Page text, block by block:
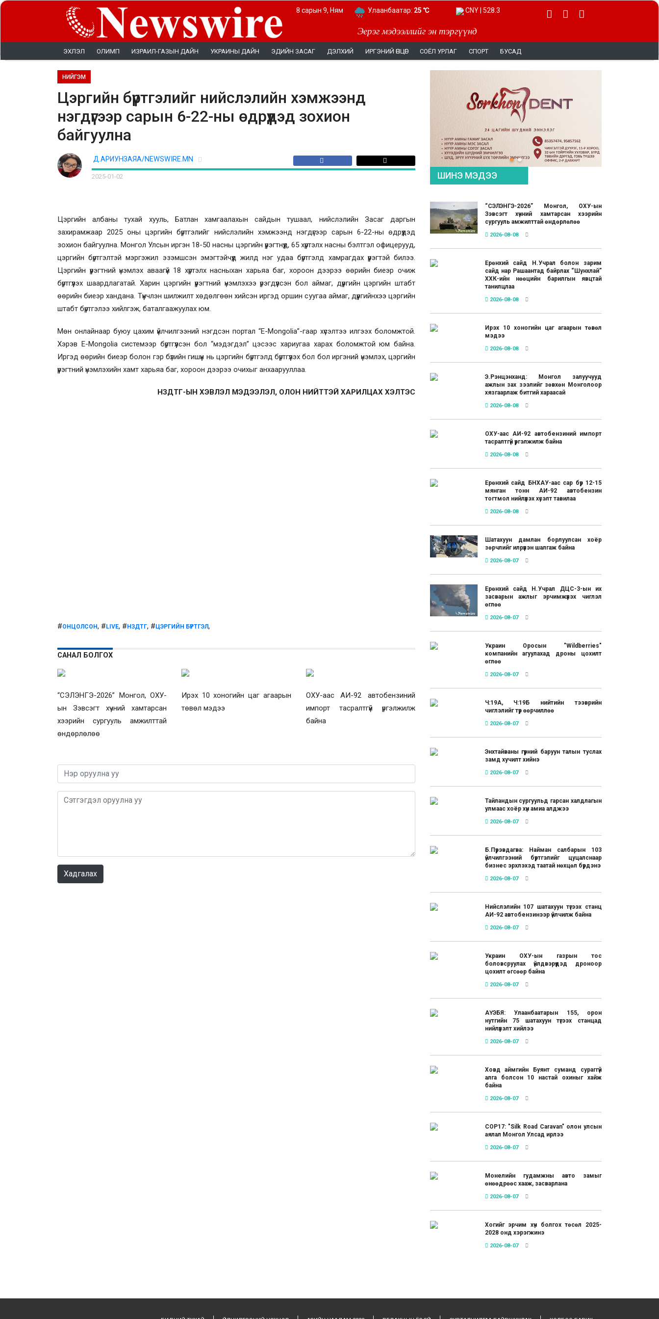
Эерэг мэдээллийг эн тэргүүнд
8 сарын 9, Ням Улаанбаатар: 25 ℃ CNY | 528.3
ЭХЛЭЛ ОЛИМП ИЗРАИЛ-ГАЗЫН ДАЙН УКРАИНЫ ДАЙН ЭДИЙН ЗАСАГ ДЭЛХИЙ ИРГЭНИЙ ӨНЦӨГ СОЁЛ УРЛАГ СПОРТ БУСАД
НИЙГЭМ
Цэргийн бүртгэлийг нийслэлийн хэмжээнд
нэгдүгээр сарын 6-22-ны өдрүүдэд зохион
байгуулна
Д.АРИУНЗАЯА/NEWSWIRE.MN
2025-01-02
Цэргийн албаны тухай хууль, Батлан хамгаалахын сайдын тушаал, нийслэлийн Засаг даргын
захирамжаар 2025 оны цэргийн бүртгэлийг нийслэлийн хэмжээнд нэгдүгээр сарын 6-22-ны өдрүүдэд
зохион байгуулна. Монгол Улсын иргэн 18-50 насны цэргийн үүрэгтнүүд, 65 хүртэлх насны бэлтгэл офицерууд,
цэргийн бүртгэлтэй мэргэжил эзэмшсэн эмэгтэйчүүд жилд нэг удаа бүртгэлд хамрагдах үүрэгтэй билээ.
Цэргийн үүрэгтний үнэмлэх аваагүй 18 хүртэлх насныхан харьяа баг, хороон дээрээ өөрийн биеэр очиж
бүртгүүлэх шаардлагатай. Харин цэргийн үүрэгтний үнэмлэхээ үрэгдүүлсэн бол аймаг, дүүргийн цэргийн штабт
өөрийн биеэр хандана. Түүнчлэн шилжилт хөдөлгөөн хийсэн иргэд оршин суугаа аймаг, дүүргийнхээ цэргийн
штабт бүртгэлээ хийлгэж, баталгаажуулах юм.
Мөн онлайнаар буюу цахим үйлчилгээний нэгдсэн портал “E-Mongolia”-гаар хүсэлтээ илгээх боломжтой.
Хэрэв E-Mongolia системээр бүртгүүлсэн бол “мэдэгдэл” цэсээс хариугаа харах боломжтой юм байна.
Иргэд өөрийн биеэр болон гэр бүлийн гишүүн нь цэргийн бүртгэлд бүртгүүлэх бол бол иргэний үнэмлэх, цэргийн
үүрэгтний үнэмлэхийн хамт харьяа баг, хороон дээрээ очихыг анхаарууллаа.
НЗДТГ-ЫН ХЭВЛЭЛ МЭДЭЭЛЭЛ, ОЛОН НИЙТТЭЙ ХАРИЛЦАХ ХЭЛТЭС
#ОНЦОЛСОН, #LIVE, #НЗДТГ, #ЦЭРГИЙН БҮРТГЭЛ,
САНАЛ БОЛГОХ
“СЭЛЭНГЭ-2026” Монгол, ОХУ-
ын Зэвсэгт хүчний хамтарсан
хээрийн сургууль амжилттай
өндөрлөлөө
Ирэх 10 хоногийн цаг агаарын
төвөл мэдээ
ОХУ-аас АИ-92 автобензиний
импорт тасралтгүй үргэлжилж
байна
Хадгалах
ШИНЭ МЭДЭЭ
“СЭЛЭНГЭ-2026” Монгол, ОХУ-ын
Зэвсэгт хүчний хамтарсан хээрийн
сургууль амжилттай өндөрлөлөө
2026-08-08
Ерөнхий сайд Н.Учрал болон зарим
сайд нар Рашаантад байрлах “Шунхлай”
ХХК-ийн нөөцийн барилгын явцтай
танилцлаа
2026-08-08
Ирэх 10 хоногийн цаг агаарын төвөл
мэдээ
2026-08-08
Э.Рэнцэнханд: Монгол залуучууд
ажлын зах зээлийг зөвхөн Монголоор
хязгаарлаж битгий хараасай
2026-08-08
ОХУ-аас АИ-92 автобензиний импорт
тасралтгүй үргэлжилж байна
2026-08-08
Ерөнхий сайд БНХАУ-аас сар бүр 12-15
мянган тонн АИ-92 автобензин
тогтмол нийлүүлэх хүсэлт тавилаа
2026-08-08
Шатахуун дамлан борлуулсан хоёр
зөрчлийг илрүүлэн шалгаж байна
2026-08-07
Ерөнхий сайд Н.Учрал ДЦС-3-ын их
засварын ажлыг эрчимжүүлэх чиглэл
өглөө
2026-08-07
Украин Оросын "Wildberries"
компанийн агуулахад дроны цохилт
өглөө
2026-08-07
Ч:19А, Ч:19Б нийтийн тээврийн
чиглэлийг түр өөрчиллөө
2026-08-07
Энхтайваны гүүрний баруун талын туслах
замд хучилт хийнэ
2026-08-07
Тайландын сургуульд гарсан халдлагын
улмаас хоёр хүн амиа алджээ
2026-08-07
Б.Пүрэвдагва: Найман салбарын 103
үйлчилгээний бүртгэлийг цуцалснаар
бизнес эрхлэхэд таатай нөхцөл бүрдэнэ
2026-08-07
Нийслэлийн 107 шатахуун түгээх станц
АИ-92 автобензинээр үйлчилж байна
2026-08-07
Украин ОХУ-ын газрын тос
боловсруулах үйлдвэрүүдэд дроноор
цохилт өгсөөр байна
2026-08-07
АҮЭБЯ: Улаанбаатарын 155, орон
нутгийн 75 шатахуун түгээх станцад
нийлүүлэлт хийлээ
2026-08-07
Ховд аймгийн Буянт суманд сураггүй
алга болсон 10 настай охиныг хайж
байна
2026-08-07
COP17: "Silk Road Caravan" олон улсын
аялал Монгол Улсад ирлээ
2026-08-07
Монелийн гудамжны авто замыг
өнөөдрөөс хааж, засварлана
2026-08-07
Хогийг эрчим хүч болгох төсөл 2025-
2028 онд хэрэгжинэ
2026-08-07